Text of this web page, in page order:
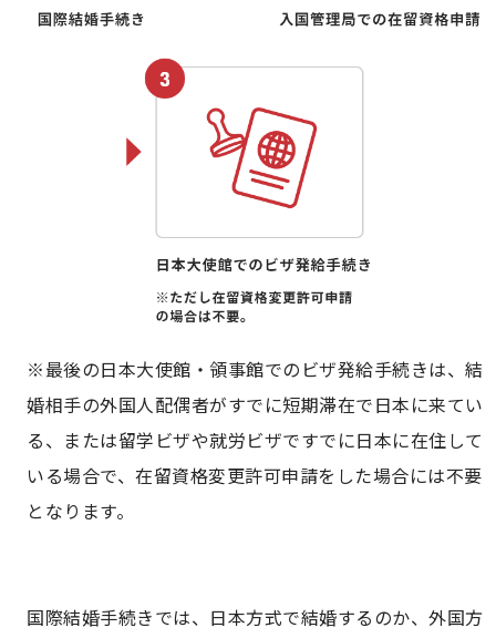
※最後の日本大使館・領事館でのビザ発給手続きは、結
婚相手の外国人配偶者がすでに短期滞在で日本に来てい
る、または留学ビザや就労ビザですでに日本に在住して
いる場合で、在留資格変更許可申請をした場合には不要
となります。
国際結婚手続きでは、日本方式で結婚するのか、外国方